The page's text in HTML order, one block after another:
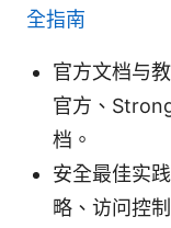
全指南
官方文档与
官方、
档。
安全最佳实
略、访问控